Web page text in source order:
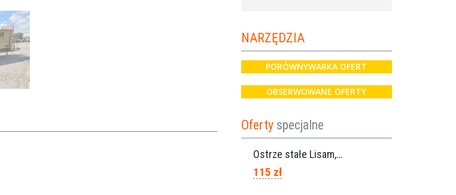
NARZĘDZIA
PORÓWNYWARKA OFERT
OBSERWOWANE OFERTY
Oferty specjalne
Ostrze stałe Lisam, Ref. A1206
115 zł